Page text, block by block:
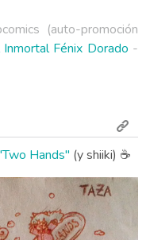
(auto-promoción
Inmortal Fénix Dorado -
Hands'' (y shiiki) ☕